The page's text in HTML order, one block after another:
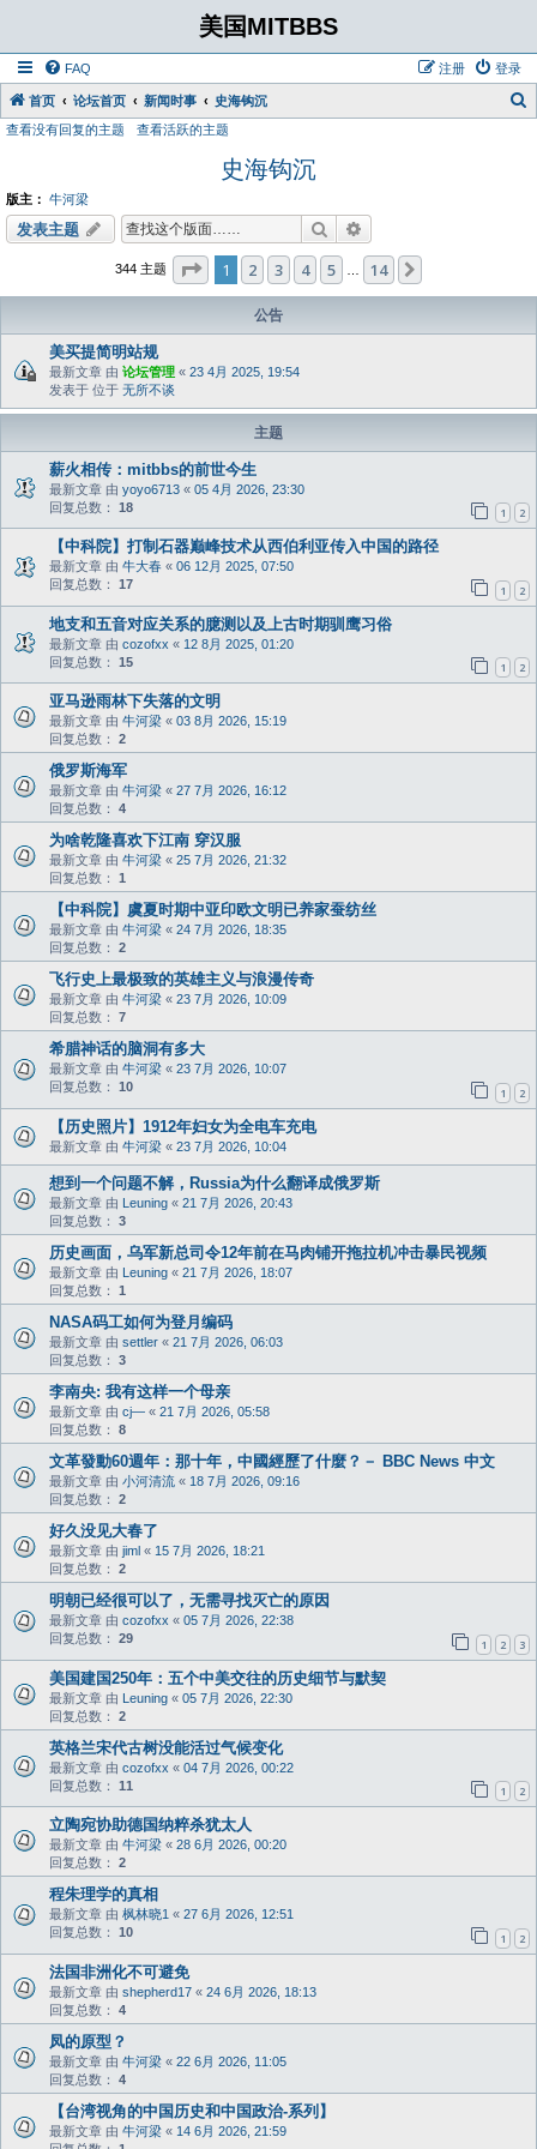
美国MITBBS
FAQ 登录
注册
首页 论坛首页 新闻时事 史海钩沉
查看没有回复的主题 查看活跃的主题
史海钩沉
版主： 牛河梁
发表主题 搜索
344 主题 分页：1 14
1 2 3 4 5 14
公告
美买提简明站规
最新文章 由 论坛管理 « 23 4月 2025, 19:54
发表于 位于 无所不谈
主题
薪火相传：mitbbs的前世今生
最新文章 由 yoyo6713 « 05 4月 2026, 23:30
回复总数： 18 1 2
【中科院】打制石器巅峰技术从西伯利亚传入中国的路径
最新文章 由 牛大春 « 06 12月 2025, 07:50
回复总数： 17 1 2
地支和五音对应关系的臆测以及上古时期驯鹰习俗
最新文章 由 cozofxx « 12 8月 2025, 01:20
回复总数： 15 1 2
亚马逊雨林下失落的文明
最新文章 由 牛河梁 « 03 8月 2026, 15:19
回复总数： 2
俄罗斯海军
最新文章 由 牛河梁 « 27 7月 2026, 16:12
回复总数： 4
为啥乾隆喜欢下江南 穿汉服
最新文章 由 牛河梁 « 25 7月 2026, 21:32
回复总数： 1
【中科院】虞夏时期中亚印欧文明已养家蚕纺丝
最新文章 由 牛河梁 « 24 7月 2026, 18:35
回复总数： 2
飞行史上最极致的英雄主义与浪漫传奇
最新文章 由 牛河梁 « 23 7月 2026, 10:09
回复总数： 7
希腊神话的脑洞有多大
最新文章 由 牛河梁 « 23 7月 2026, 10:07
回复总数： 10 1 2
【历史照片】1912年妇女为全电车充电
最新文章 由 牛河梁 « 23 7月 2026, 10:04
想到一个问题不解，Russia为什么翻译成俄罗斯
最新文章 由 Leuning « 21 7月 2026, 20:43
回复总数： 3
历史画面，乌军新总司令12年前在马肉铺开拖拉机冲击暴民视频
最新文章 由 Leuning « 21 7月 2026, 18:07
回复总数： 1
NASA码工如何为登月编码
最新文章 由 settler « 21 7月 2026, 06:03
回复总数： 3
李南央: 我有这样一个母亲
最新文章 由 cj— « 21 7月 2026, 05:58
回复总数： 8
文革發動60週年：那十年，中國經歷了什麼？－ BBC News 中文
最新文章 由 小河清流 « 18 7月 2026, 09:16
回复总数： 2
好久没见大春了
最新文章 由 jiml « 15 7月 2026, 18:21
回复总数： 2
明朝已经很可以了，无需寻找灭亡的原因
最新文章 由 cozofxx « 05 7月 2026, 22:38
回复总数： 29 1 2 3
美国建国250年：五个中美交往的历史细节与默契
最新文章 由 Leuning « 05 7月 2026, 22:30
回复总数： 2
英格兰宋代古树没能活过气候变化
最新文章 由 cozofxx « 04 7月 2026, 00:22
回复总数： 11 1 2
立陶宛协助德国纳粹杀犹太人
最新文章 由 牛河梁 « 28 6月 2026, 00:20
回复总数： 2
程朱理学的真相
最新文章 由 枫林晓1 « 27 6月 2026, 12:51
回复总数： 10 1 2
法国非洲化不可避免
最新文章 由 shepherd17 « 24 6月 2026, 18:13
回复总数： 4
凤的原型？
最新文章 由 牛河梁 « 22 6月 2026, 11:05
回复总数： 4
【台湾视角的中国历史和中国政治-系列】
最新文章 由 牛河梁 « 14 6月 2026, 21:59